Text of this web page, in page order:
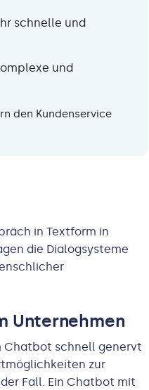
schnelle und
und
den Kundenservice
in Textform in
die Dialogsysteme
Unternehmen
Chatbot schnell genervt
zur
Fall. Ein Chatbot mit